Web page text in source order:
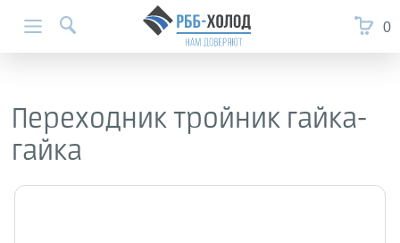
0
Переходник тройник гайка-
гайка